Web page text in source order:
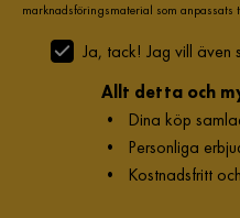
marknadsföringsmaterial som
Ja, tack! Jag vill även
Allt detta och
• Dina köp
• Personliga
• Kostnadsfritt